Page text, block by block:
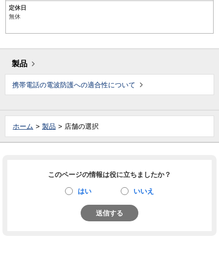
定休日
無休
製品
携帯電話の電波防護への適合性について
ホーム 製品 店舗の選択
このページの情報は役に立ちましたか？
はい いいえ
送信する